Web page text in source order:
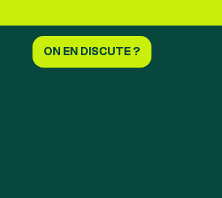
ON EN DISCUTE ?